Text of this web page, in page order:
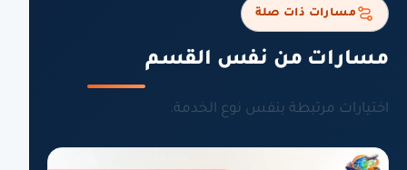
مسارات ذات صلة
مسارات من نفس القسم
اختيارات مرتبطة بنفس نوع الخدمة.